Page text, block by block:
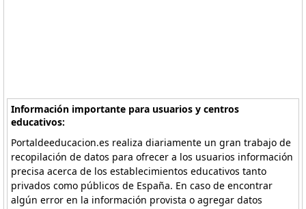
Información importante para usuarios y centros
educativos:
Portaldeeducacion.es realiza diariamente un gran trabajo de
recopilación de datos para ofrecer a los usuarios información
precisa acerca de los establecimientos educativos tanto
privados como públicos de España. En caso de encontrar
algún error en la información provista o agregar datos